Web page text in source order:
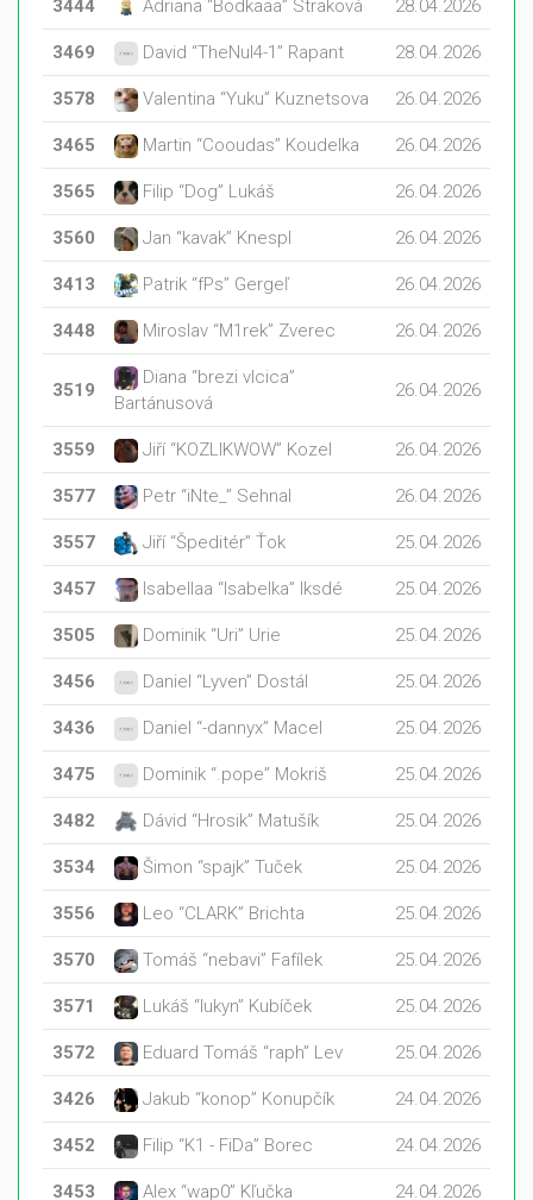
3444 Adriana “Bodkaaa” Straková 28.04.2026
3469 David “TheNul4-1” Rapant 28.04.2026
3578 Valentina “Yuku” Kuznetsova 26.04.2026
3465 Martin “Cooudas” Koudelka 26.04.2026
3565 Filip “Dog” Lukáš 26.04.2026
3560 Jan “kavak” Knespl 26.04.2026
3413 Patrik “fPs” Gergeľ 26.04.2026
3448 Miroslav “M1rek” Zverec 26.04.2026
3519
Diana “brezi vlcica”
Bartánusová
26.04.2026
3559 Jiří “KOZLIKWOW” Kozel 26.04.2026
3577 Petr “iNte_” Sehnal 26.04.2026
3557 Jiří “Špeditér” Ťok 25.04.2026
3457 Isabellaa “Isabelka” Iksdé 25.04.2026
3505 Dominik “Uri” Urie 25.04.2026
3456 Daniel “Lyven” Dostál 25.04.2026
3436 Daniel “-dannyx” Macel 25.04.2026
3475 Dominik “.pope” Mokriš 25.04.2026
3482 Dávid “Hrosik” Matušík 25.04.2026
3534 Šimon “spajk” Tuček 25.04.2026
3556 Leo “CLARK” Brichta 25.04.2026
3570 Tomáš “nebavi” Fafílek 25.04.2026
3571 Lukáš “lukyn” Kubíček 25.04.2026
3572 Eduard Tomáš “raph” Lev 25.04.2026
3426 Jakub “konop” Konupčík 24.04.2026
3452 Filip “K1 - FiDa” Borec 24.04.2026
3453 Alex “wap0” Kľučka 24.04.2026